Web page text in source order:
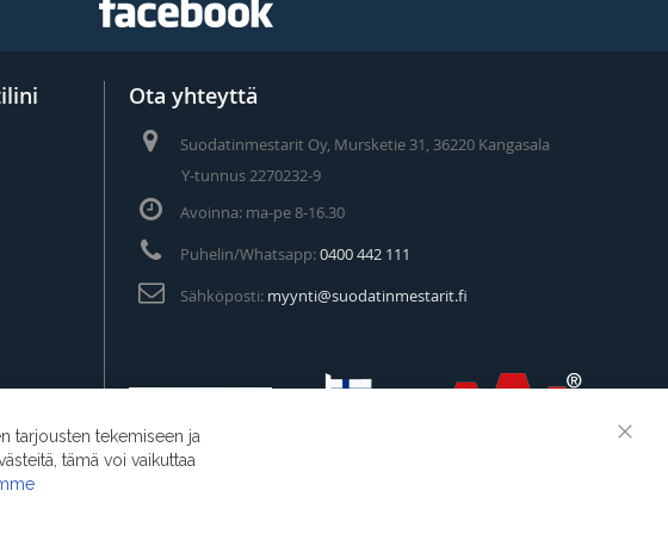
Ota yhteyttä
Suodatinmestarit Oy, Mursketie 31, 36220 Kangasala
Y-tunnus 2270232-9
Avoinna: ma-pe 8-16.30
Puhelin/Whatsapp:0400 442 111
Sähköposti: myynti@suodatinmestarit.fi
tarjousten tekemiseen ja
tämä voi vaikuttaa